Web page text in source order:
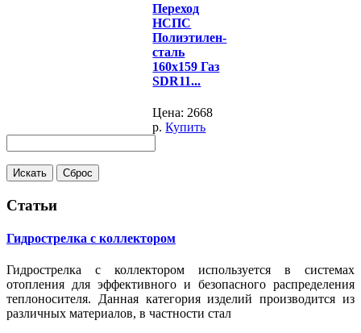
Переход
НСПС
Полиэтилен-
сталь
160х159 Газ
SDR11...
Цена: 2668
р. Купить
Статьи
Гидрострелка с коллектором
Гидрострелка с коллектором используется в системах
отопления для эффективного и безопасного распределения
теплоносителя. Данная категория изделий производится из
различных материалов, в частности стал